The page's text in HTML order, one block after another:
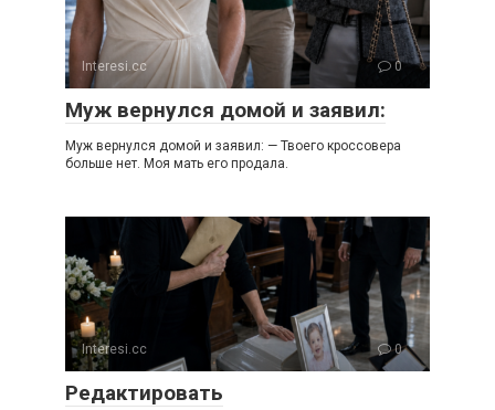
Interesi.cc 0
Муж вернулся домой и заявил:
Муж вернулся домой и заявил: — Твоего кроссовера
больше нет. Моя мать его продала.
Interesi.cc 0
Редактировать